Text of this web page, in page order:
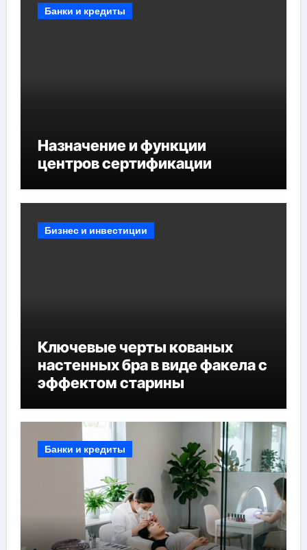
Банки и кредиты
Назначение и функции
центров сертификации
Бизнес и инвестиции
Ключевые черты кованых
настенных бра в виде факела с
эффектом старины
Банки и кредиты